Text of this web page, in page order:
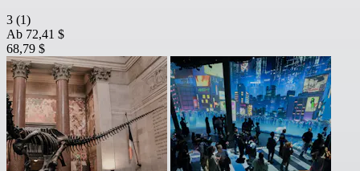
3 (1)
Ab 72,41 $
68,79 $